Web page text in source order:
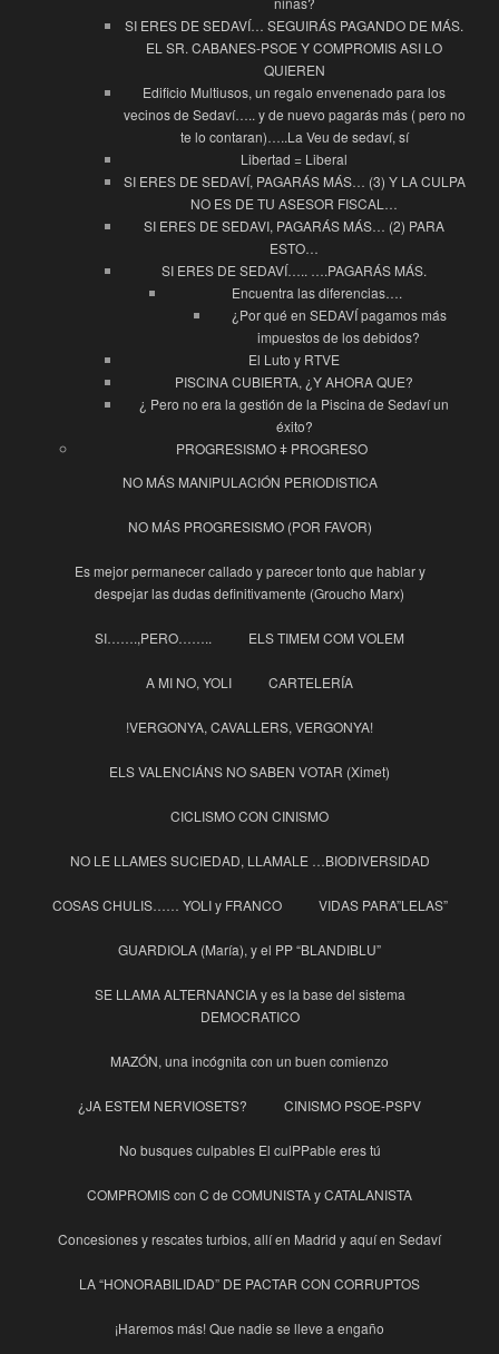
SI ERES DE SEDAVÍ… SEGUIRÁS PAGANDO DE MÁS.
EL SR. CABANES-PSOE Y COMPROMIS ASI LO
QUIEREN
Edificio Multiusos, un regalo envenenado para los
vecinos de Sedaví….. y de nuevo pagarás más ( pero no
te lo contaran)…..La Veu de sedaví, sí
Libertad = Liberal
SI ERES DE SEDAVÍ, PAGARÁS MÁS… (3) Y LA CULPA
NO ES DE TU ASESOR FISCAL…
SI ERES DE SEDAVI, PAGARÁS MÁS… (2) PARA
ESTO…
SI ERES DE SEDAVÍ….. ….PAGARÁS MÁS.
Encuentra las diferencias….
¿Por qué en SEDAVÍ pagamos más
impuestos de los debidos?
El Luto y RTVE
PISCINA CUBIERTA, ¿Y AHORA QUE?
¿ Pero no era la gestión de la Piscina de Sedaví un
éxito?
PROGRESISMO ǂ PROGRESO
NO MÁS MANIPULACIÓN PERIODISTICA
NO MÁS PROGRESISMO (POR FAVOR)
Es mejor permanecer callado y parecer tonto que hablar y
despejar las dudas definitivamente (Groucho Marx)
SI…….,PERO…….. ELS TIMEM COM VOLEM
A MI NO, YOLI CARTELERÍA
!VERGONYA, CAVALLERS, VERGONYA!
ELS VALENCIÁNS NO SABEN VOTAR (Ximet)
CICLISMO CON CINISMO
NO LE LLAMES SUCIEDAD, LLAMALE …BIODIVERSIDAD
COSAS CHULIS…… YOLI y FRANCO VIDAS PARA”LELAS”
GUARDIOLA (María), y el PP “BLANDIBLU”
SE LLAMA ALTERNANCIA y es la base del sistema
DEMOCRATICO
MAZÓN, una incógnita con un buen comienzo
¿JA ESTEM NERVIOSETS? CINISMO PSOE-PSPV
No busques culpables El culPPable eres tú
COMPROMIS con C de COMUNISTA y CATALANISTA
Concesiones y rescates turbios, allí en Madrid y aquí en Sedaví
LA “HONORABILIDAD” DE PACTAR CON CORRUPTOS
¡Haremos más! Que nadie se lleve a engaño